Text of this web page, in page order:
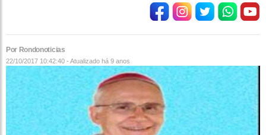
Por Rondonoticias
22/10/2017 10:42:40 - Atualizado há 9 anos